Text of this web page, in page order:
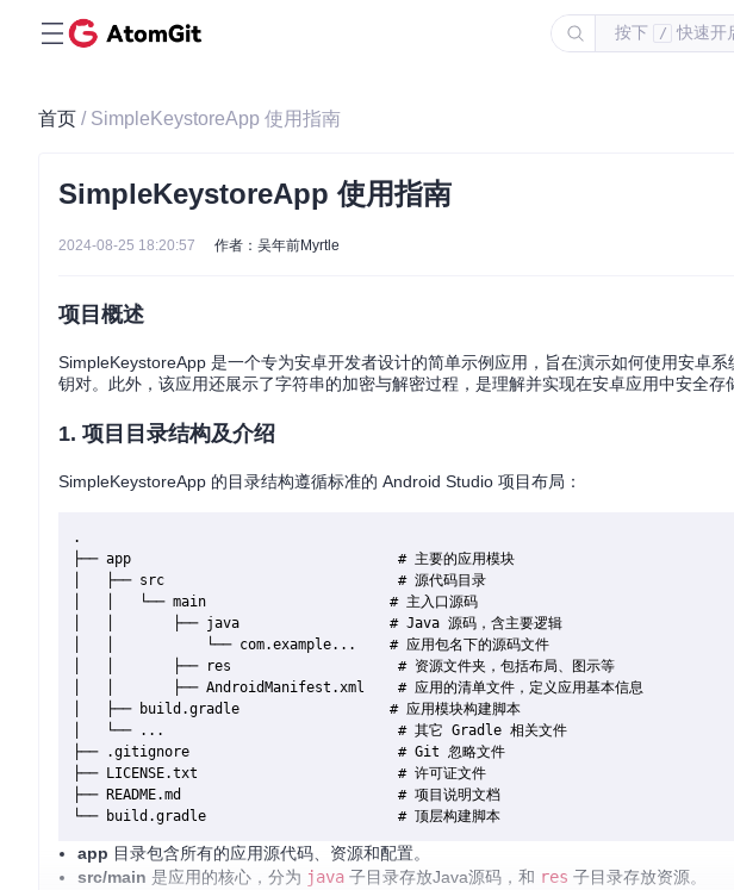
按下 / 快速开
首页 / SimpleKeystoreApp 使用指南
SimpleKeystoreApp 使用指南
2024-08-25 18:20:57 作者：吴年前Myrtle
项目概述
SimpleKeystoreApp 是一个专为安卓开发者设计的简单示例应用，旨在演示如何使用安卓
钥对。此外，该应用还展示了字符串的加密与解密过程，是理解并实现在安卓应用中安全存
1. 项目目录结构及介绍
SimpleKeystoreApp 的目录结构遵循标准的 Android Studio 项目布局：
.
├── app                                # 主要的应用模块
│   ├── src                            # 源代码目录
│   │   └── main                      # 主入口源码
│   │       ├── java                  # Java 源码，含主要逻辑
│   │           └── com.example...    # 应用包名下的源码文件
│   │       ├── res                    # 资源文件夹，包括布局、图示等
│   │       ├── AndroidManifest.xml    # 应用的清单文件，定义应用基本信息
│   ├── build.gradle                  # 应用模块构建脚本
│   └── ...                            # 其它 Gradle 相关文件
├── .gitignore                         # Git 忽略文件
├── LICENSE.txt                        # 许可证文件
├── README.md                          # 项目说明文档
app 目录包含所有的应用源代码、资源和配置。
src/main 是应用的核心，分为 java 子目录存放Java源码，和 res 子目录存放资源。